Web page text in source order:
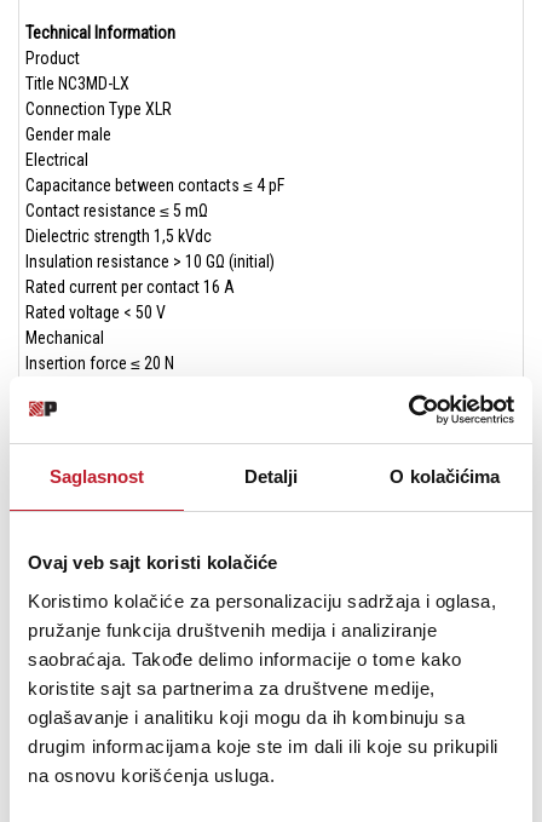
Saglasnost Detalji O kolačićima
Ovaj veb sajt koristi kolačiće
Koristimo kolačiće za personalizaciju sadržaja i oglasa,
pružanje funkcija društvenih medija i analiziranje
saobraćaja. Takođe delimo informacije o tome kako
koristite sajt sa partnerima za društvene medije,
oglašavanje i analitiku koji mogu da ih kombinuju sa
drugim informacijama koje ste im dali ili koje su prikupili
na osnovu korišćenja usluga.
Technical Information
Product
Title NC3MD-LX
Connection Type XLR
Gender male
Electrical
Capacitance between contacts ≤ 4 pF
Contact resistance ≤ 5 mΩ
Dielectric strength 1,5 kVdc
Insulation resistance > 10 GΩ (initial)
Rated current per contact 16 A
Rated voltage < 50 V
Mechanical
Insertion force ≤ 20 N
Lifetime > 1000 mating cycles
Wiresize max. 2.5 mm²
Wiresize max. 14 AWG
Wiring Solder contacts
Locking device Latch lock
Material
Contact plating 2 µm Ag over 2 µm Ni
Contacts Brass (CuZn35Pb2)
Insert Polyamide (PA66)
Locking element Steel Ck67
Shell Zinc diecast (ZnAl4Cu1)
Shell plating Nickel
Environmental
Flammability UL 94 V-0